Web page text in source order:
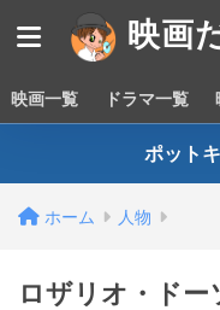
映画
映画一覧 ドラマ一覧
ポット
ホーム 人物
ロザリオ・ドー